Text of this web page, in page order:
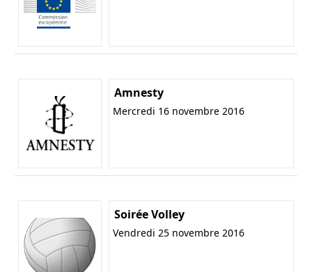
Amnesty
Mercredi 16 novembre 2016
Soirée Volley
Vendredi 25 novembre 2016